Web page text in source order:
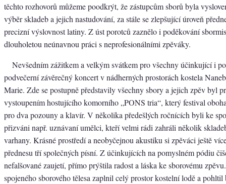
těchto rozhovorů můžeme poodkrýt, že zástupcům sborů byla
výběr skladeb a jejich nastudování, za stále se zlepšující úroveň
precizní výslovnost latiny. Z úst porotců zaznělo i poděkování
dlouholetou neúnavnou práci s neprofesionálními zpěváky.
Nevšedním zážitkem a velkým svátkem pro všechny účinkující i
podvečerní závěrečný koncert v nádherných prostorách kostela
Marie. Zde se postupně představily všechny sbory a jejich zpěv byl
vystoupením hostujícího komorního „PONS tria“, který festival
pro dva pozouny a klavír. V několika předešlých ročnících byli ke
přizváni např. uznávaní umělci, kteří velmi rádi zahráli několik
varhany. Krásné prostředí a neobyčejnou akustiku si zpěváci ještě
přednesu tří společných písní. Z účinkujících na pomyslném pódiu
nefalšované zaujetí, přímo prýštila radost a láska ke sborovému
spojeného sborového tělesa zaplnil celý prostor kostelní lodě a pohltil